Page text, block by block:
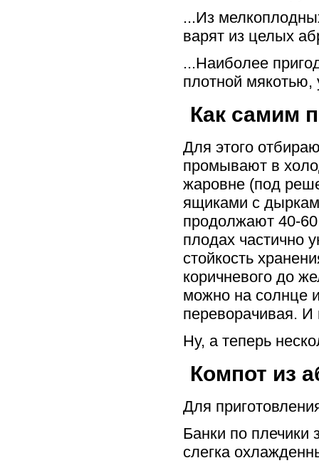
...Из
варят из целых
...Наиболее
плотной мякотью,
Как самим
Для этого
промывают в
жаровне (под
ящиками с
продолжают 40-
плодах частично
стойкость
коричневого до
можно на солнце
переворачивая. И
Ну, а теперь
Компот из
Для
Банки по
слегка